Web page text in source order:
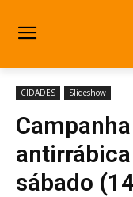
CIDADES Slideshow
sábado